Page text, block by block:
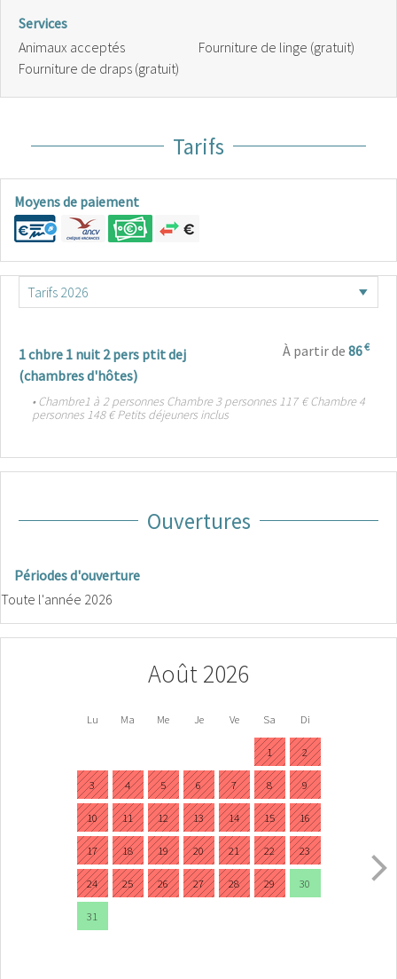
Services
Animaux acceptés
Fourniture de draps (gratuit)
Fourniture de linge (gratuit)
Tarifs
Moyens de paiement
1 chbre 1 nuit 2 pers ptit dej
(chambres d'hôtes)
À partir de 86€
• Chambre1 à 2 personnes Chambre 3 personnes 117 € Chambre 4
personnes 148 € Petits déjeuners inclus
Ouvertures
Périodes d'ouverture
Toute l'année 2026
Août 2026
Lu Ma Me Je Ve Sa Di
1 2
3 4 5 6 7 8 9
10 11 12 13 14 15 16
17 18 19 20 21 22 23
24 25 26 27 28 29 30
31